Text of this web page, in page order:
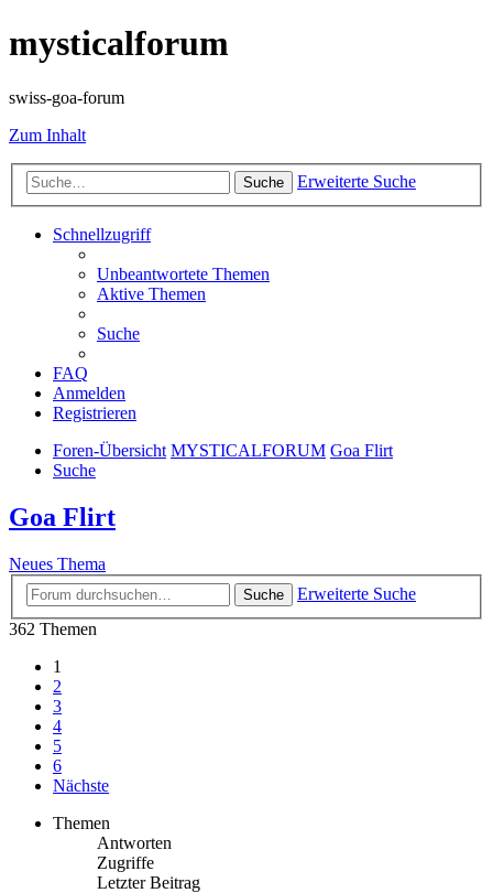
mysticalforum
swiss-goa-forum
Zum Inhalt
Suche Erweiterte Suche
Schnellzugriff
Unbeantwortete Themen
Aktive Themen
Suche
FAQ
Anmelden
Registrieren
Foren-Übersicht MYSTICALFORUM Goa Flirt
Suche
Goa Flirt
Neues Thema
Suche
Erweiterte Suche
362 Themen
1
2
3
4
5
6
Nächste
Themen
Antworten
Zugriffe
Letzter Beitrag